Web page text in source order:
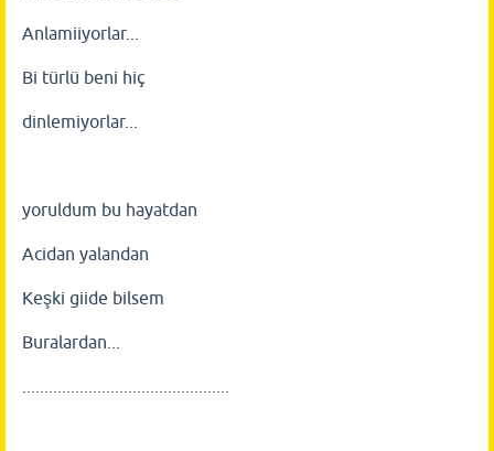
Anlamiiyorlar...
Bi türlü beni hiç
dinlemiyorlar...
yoruldum bu hayatdan
Acidan yalandan
Keşki giide bilsem
Buralardan...